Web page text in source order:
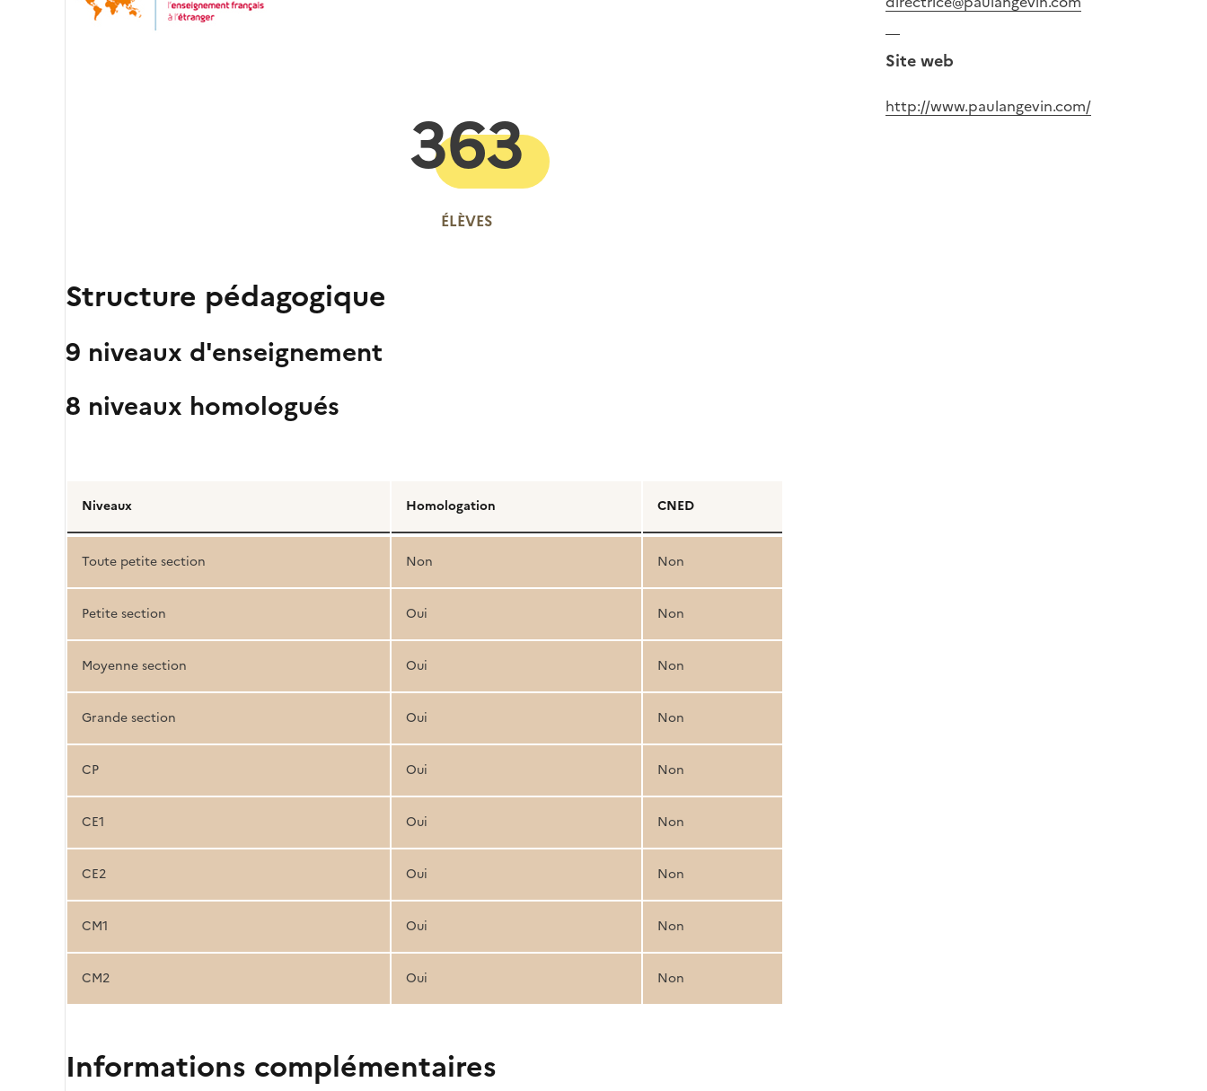
ÉLÈVES
363
Structure pédagogique
9 niveaux d'enseignement
8 niveaux homologués
de
la
structure
pédagogique
Niveaux Homologation CNED
Toute petite section Non Non
Petite section Oui Non
Moyenne section Oui Non
Grande section Oui Non
CP Oui Non
CE1 Oui Non
CE2 Oui Non
CM1 Oui Non
CM2 Oui Non
Informations complémentaires
Site web
http://www.paulangevin.com/